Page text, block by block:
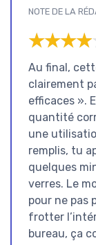
NOTE DE LA
Au final,
clairement
efficaces ».
quantité
une
remplis, tu
quelques
verres. Le
pour ne pas
frotter
bureau, ça